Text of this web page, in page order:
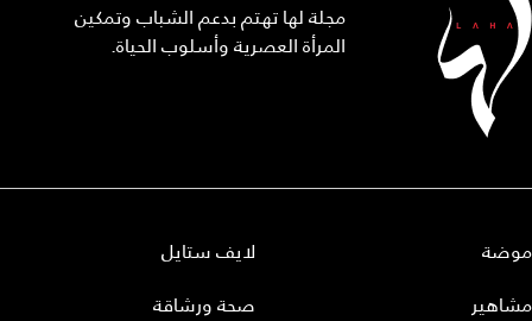
مجلة لها تهتم بدعم الشباب وتمكين
المرأة العصرية وأسلوب الحياة.
موضة
مشاهير
لايف ستايل
صحة ورشاقة